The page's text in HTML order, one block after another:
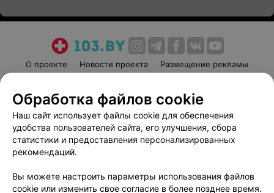
О проекте Новости проекта
Размещение рекламы
Пользовательское соглашение
Способы оплаты
Вакансии
Партнеры
Написать руководителю 103.by
Обработка персональных данных
Обработка файлов cookie
Наш сайт использует файлы cookie для обеспечения
удобства пользователей сайта, его улучшения, сбора
статистики и предоставления персонализированных
рекомендаций.
Вы можете настроить параметры использования файлов
cookie или изменить свое согласие в более позднее время.